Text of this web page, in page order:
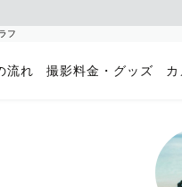
フ
流れ 撮影料金・グッズ カ